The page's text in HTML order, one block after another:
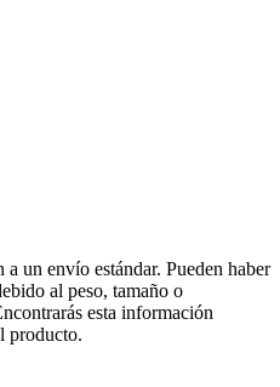
un envío estándar. Pueden haber
al peso, tamaño o
esta información
producto.